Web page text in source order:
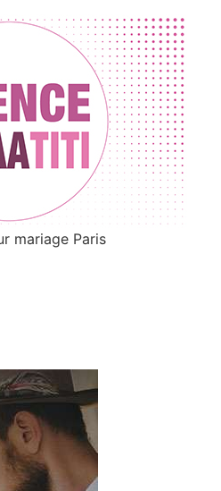
mariage Paris